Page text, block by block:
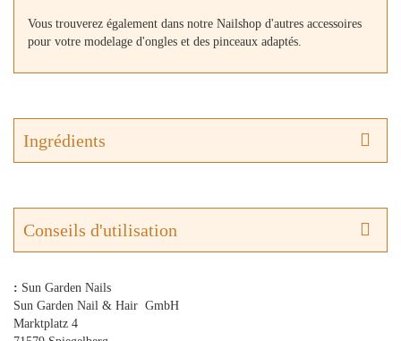
Vous trouverez également dans notre Nailshop d'autres accessoires
pour votre modelage d'ongles et des pinceaux adaptés.
Ingrédients
Conseils d'utilisation
: Sun Garden Nails
Sun Garden Nail & Hair GmbH
Marktplatz 4